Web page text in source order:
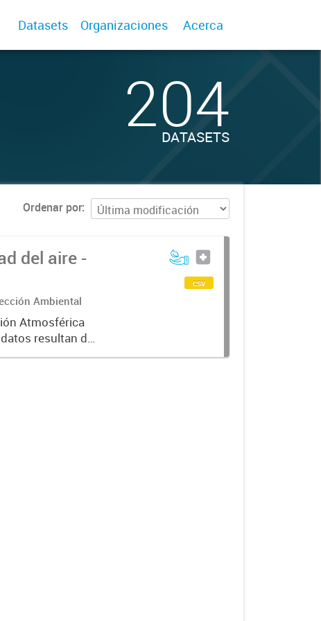
Datasets Organizaciones Acerca
204
DATASETS
Ordenar por
del aire -
Ambiental
Atmosférica
resultan de
de
csv